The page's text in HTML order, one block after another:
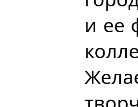
и ее